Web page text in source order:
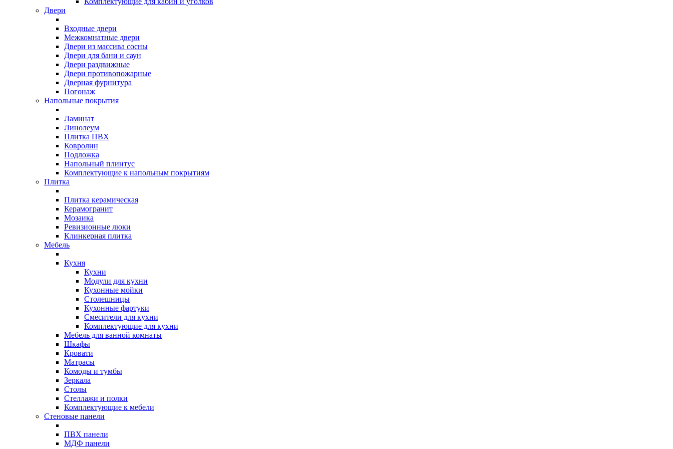
Двери
Входные двери
Межкомнатные двери
Двери из массива сосны
Двери для бани и саун
Двери раздвижные
Двери противопожарные
Дверная фурнитура
Погонаж
Напольные покрытия
Ламинат
Линолеум
Плитка ПВХ
Ковролин
Подложка
Напольный плинтус
Комплектующие к напольным покрытиям
Плитка
Плитка керамическая
Керамогранит
Мозаика
Ревизионные люки
Клинкерная плитка
Мебель
Кухня
Кухни
Модули для кухни
Кухонные мойки
Столешницы
Кухонные фартуки
Смесители для кухни
Комплектующие для кухни
Мебель для ванной комнаты
Шкафы
Кровати
Матрасы
Комоды и тумбы
Зеркала
Столы
Стеллажи и полки
Комплектующие к мебели
Стеновые панели
ПВХ панели
МДФ панели